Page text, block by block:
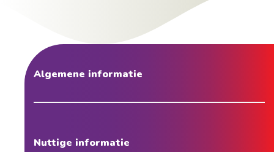
Algemene informatie
Nuttige informatie